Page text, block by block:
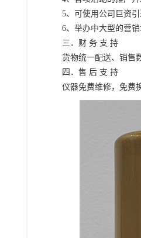
5、可使用公司巨资
6、举办中大型的营
三．财 务 支 持
货物统一配送、销售
四．售 后 支 持
仪器免费维修，免费